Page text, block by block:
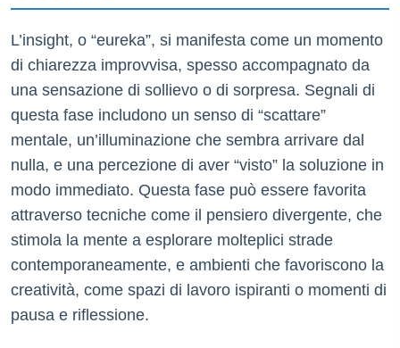
L’insight, o “eureka”, si manifesta come un momento
di chiarezza improvvisa, spesso accompagnato da
una sensazione di sollievo o di sorpresa. Segnali di
questa fase includono un senso di “scattare”
mentale, un’illuminazione che sembra arrivare dal
nulla, e una percezione di aver “visto” la soluzione in
modo immediato. Questa fase può essere favorita
attraverso tecniche come il pensiero divergente, che
stimola la mente a esplorare molteplici strade
contemporaneamente, e ambienti che favoriscono la
creatività, come spazi di lavoro ispiranti o momenti di
pausa e riflessione.